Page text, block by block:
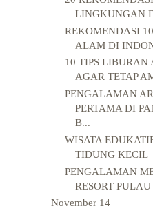
LINGKUNGAN
REKOMENDASI
ALAM DI
10 TIPS LIBURAN
AGAR TETAP
PENGALAMAN
PERTAMA DI
B...
WISATA
TIDUNG KECIL
PENGALAMAN
RESORT
November 14